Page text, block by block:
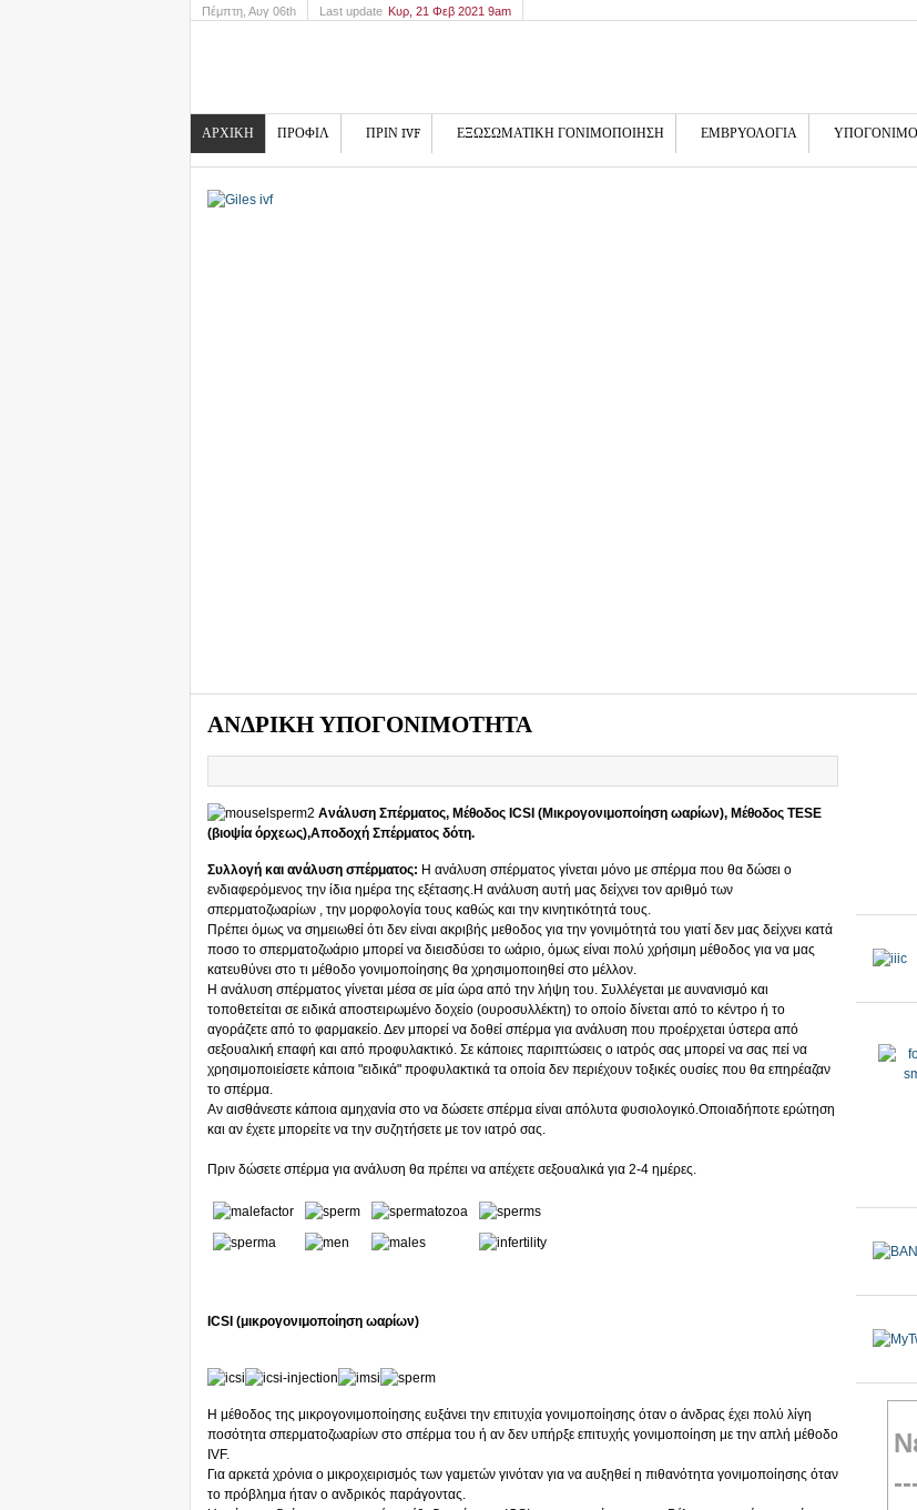
Πέμπτη , Αυγ 06th Last update Κυρ, 21 Φεβ 2021 9am
ΑΡΧΙΚΗ ΠΡΟΦΙΛ ΠΡΙΝ IVF ΕΞΩΣΩΜΑΤΙΚΗ ΓΟΝΙΜΟΠΟΙΗΣΗ ΕΜΒΡΥΟΛΟΓΙΑ
ΑΝΔΡΙΚΗ ΥΠΟΓΟΝΙΜΟΤΗΤΑ
Ανάλυση Σπέρματος, Μέθοδος ICSI (Μικρογονιμοποίηση ωαρίων), Μέθοδος TESE
(βιοψία όρχεως),Αποδοχή Σπέρματος δότη.
Συλλογή και ανάλυση σπέρματος: Η ανάλυση σπέρματος γίνεται μόνο με σπέρμα που θα δώσει ο
ενδιαφερόμενος την ίδια ημέρα της εξέτασης.Η ανάλυση αυτή μας δείχνει τον αριθμό των
σπερματοζωαρίων , την μορφολογία τους καθώς και την κινητικότητά τους.
Πρέπει όμως να σημειωθεί ότι δεν είναι ακριβής μεθοδος για την γονιμότητά του γιατί δεν μας δείχνει κατά
ποσο το σπερματοζωάριο μπορεί να διεισδύσει το ωάριο, όμως είναι πολύ χρήσιμη μέθοδος για να μας
κατευθύνει στο τι μέθοδο γονιμοποίησης θα χρησιμοποιηθεί στο μέλλον.
Η ανάλυση σπέρματος γίνεται μέσα σε μία ώρα από την λήψη του. Συλλέγεται με αυνανισμό και
τοποθετείται σε ειδικά αποστειρωμένο δοχείο (ουροσυλλέκτη) το οποίο δίνεται από το κέντρο ή το
αγοράζετε από το φαρμακείο. Δεν μπορεί να δοθεί σπέρμα για ανάλυση που προέρχεται ύστερα από
σεξουαλική επαφή και από προφυλακτικό. Σε κάποιες παριπτώσεις ο ιατρός σας μπορεί να σας πεί να
χρησιμοποιείσετε κάποια "ειδικά" προφυλακτικά τα οποία δεν περιέχουν τοξικές ουσίες που θα επηρέαζαν
το σπέρμα.
Αν αισθάνεστε κάποια αμηχανία στο να δώσετε σπέρμα είναι απόλυτα φυσιολογικό.Οποιαδήποτε ερώτηση
και αν έχετε μπορείτε να την συζητήσετε με τον ιατρό σας.
Πριν δώσετε σπέρμα για ανάλυση θα πρέπει να απέχετε σεξουαλικά για 2-4 ημέρες.
ICSI (μικρογονιμοποίηση ωαρίων)
Η μέθοδος της μικρογονιμοποίησης ευξάνει την επιτυχία γονιμοποίησης όταν ο άνδρας έχει πολύ λίγη
ποσότητα σπερματοζωαρίων στο σπέρμα του ή αν δεν υπήρξε επιτυχής γονιμοποίηση με την απλή μέθοδο
IVF.
Για αρκετά χρόνια ο μικροχειρισμός των γαμετών γινόταν για να αυξηθεί η πιθανότητα γονιμοποίησης όταν
το πρόβλημα ήταν ο ανδρικός παράγοντας.